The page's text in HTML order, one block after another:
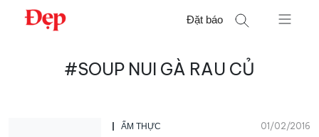
Chuyển
Đặt báo
#SOUP NUI GÀ RAU CỦ
ẨM THỰC 01/02/2016